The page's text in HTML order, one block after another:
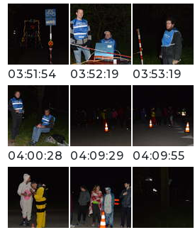
03:51:54 03:52:19 03:53:19
04:00:28 04:09:29 04:09:55